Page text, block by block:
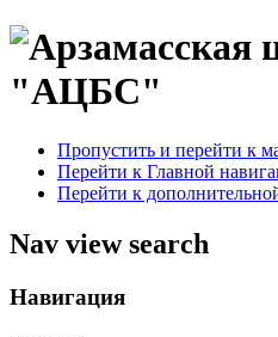
"АЦБС"
Пропустить и перейти к
Перейти к Главной
Перейти к
Nav view search
Навигация